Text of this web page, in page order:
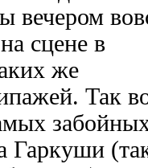
вечером
сцене в
же
Так
Гаркуши